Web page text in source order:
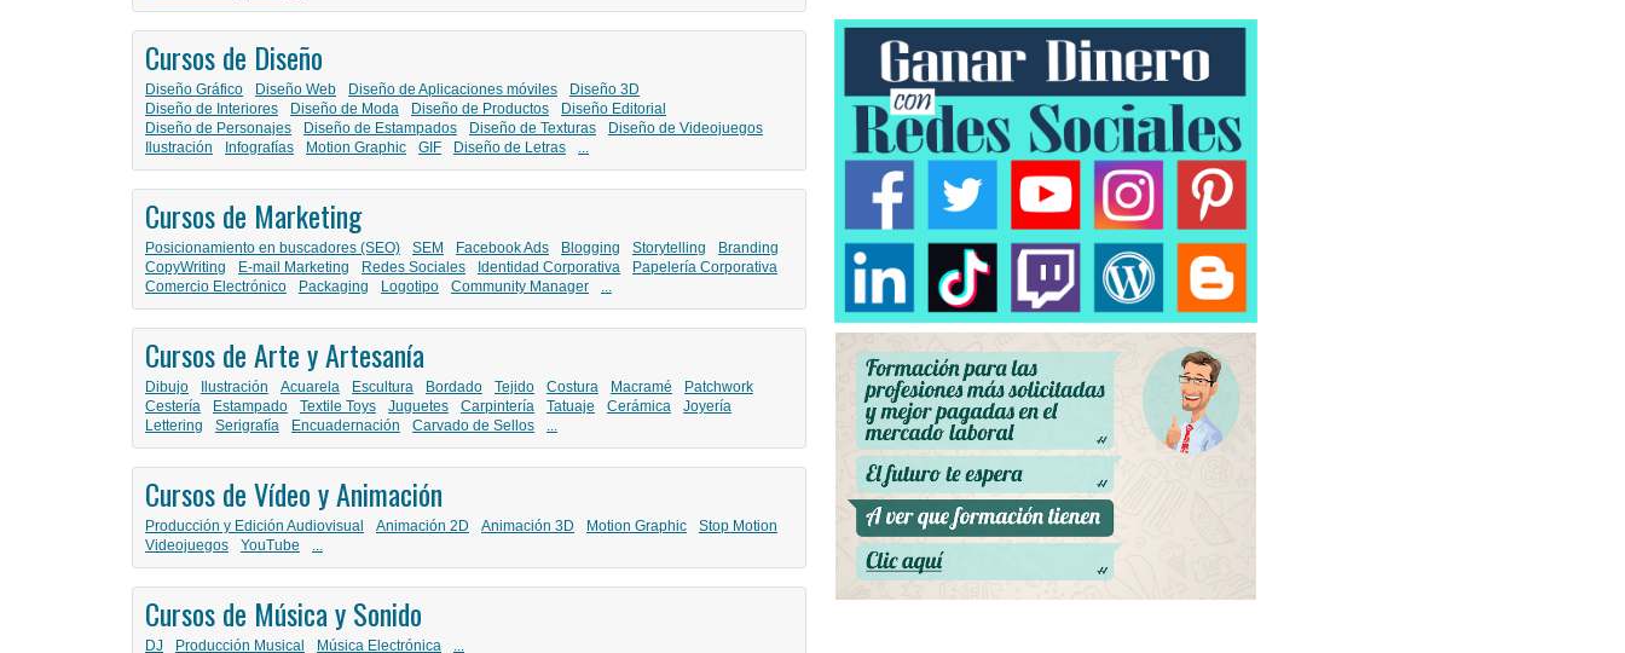
Cursos de Diseño
Diseño Gráfico Diseño Web Diseño de Aplicaciones móviles
Diseño 3D
Diseño de Interiores
Diseño de Moda Diseño de Productos
Diseño Editorial
Diseño de Personajes
Diseño de Estampados Diseño de Texturas
Diseño de Videojuegos
Ilustración
Infografías Motion Graphic GIF Diseño de Letras ...
Cursos de Marketing
Posicionamiento en buscadores (SEO) SEM Facebook Ads Blogging Storytelling
Branding
CopyWriting
E-mail Marketing Redes Sociales Identidad Corporativa
Papelería Corporativa
Comercio Electrónico
Packaging Logotipo Community Manager ...
Cursos de Arte y Artesanía
Dibujo Ilustración Acuarela Escultura Bordado Tejido Costura Macramé
Patchwork
Cestería
Estampado Textile Toys Juguetes Carpintería Tatuaje Cerámica
Joyería
Lettering
Serigrafía Encuadernación Carvado de Sellos ...
Cursos de Vídeo y Animación
Producción y Edición Audiovisual Animación 2D Animación 3D Motion Graphic
Stop Motion
Videojuegos
YouTube ...
Cursos de Música y Sonido
DJ Producción Musical Música Electrónica ...